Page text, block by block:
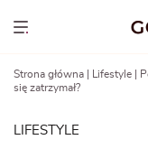
Show menu
Strona główna Lifestyle
się zatrzymał?
LIFESTYLE